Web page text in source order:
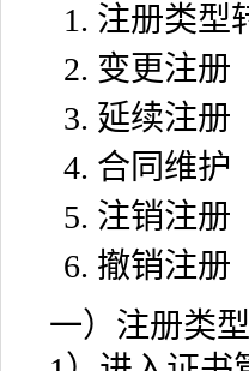
注册类型
变更注册
延续注册
合同维护
注销注册
撤销注册
一）注册类